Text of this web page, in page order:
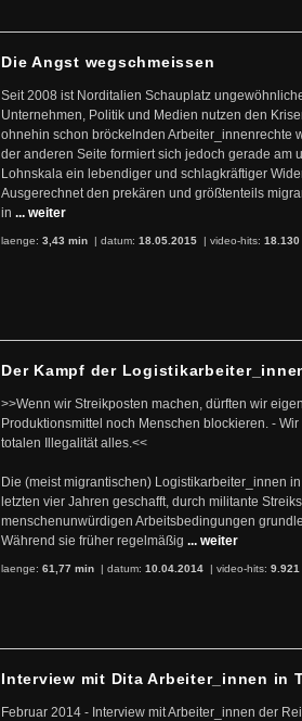
Die Angst wegschmeissen
Seit 2008 ist Norditalien Schauplatz
Unternehmen, Politik und Medien nutzen den
ohnehin schon bröckelnden Arbeiter_innenrechte
der anderen Seite formiert sich jedoch gerade am
Lohnskala ein lebendiger und schlagkräftiger
Ausgerechnet den prekären und größtenteils
in ... weiter
laenge: 3,43 min | datum: 18.05.2015 | video-hits: 18.130
Der Kampf der
>>Wenn wir Streikposten machen, dürften wir
Produktionsmittel noch Menschen blockieren. -
totalen Illegalität alles.<<
Die (meist migrantischen) Logistikarbeiter_innen
letzten vier Jahren geschafft, durch militante
menschenunwürdigen Arbeitsbedingungen
Während sie früher regelmäßig ... weiter
laenge: 61,77 min | datum: 10.04.2014 | video-hits: 9.921
Interview mit Dita Arbeiter_innen in
Februar 2014 - Interview mit Arbeiter_innen der